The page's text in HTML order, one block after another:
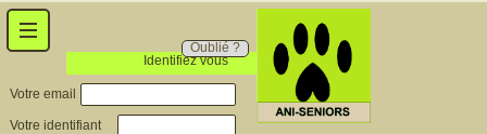
Identifiez vous
Oublié ?
Votre email
Votre identifiant